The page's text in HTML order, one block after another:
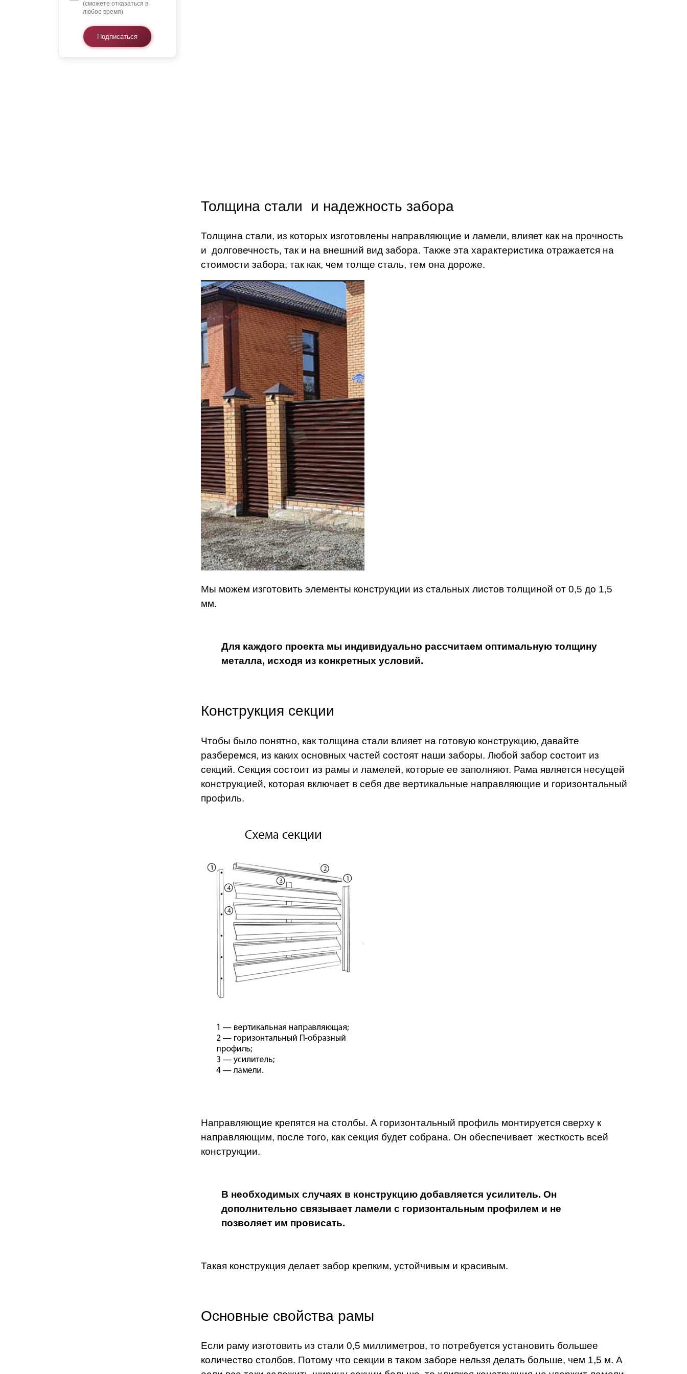
(сможете отказаться в
любое время)
Подписаться
Толщина стали и надежность забора
Толщина стали, из которых изготовлены направляющие и ламели, влияет как на прочность
и долговечность, так и на внешний вид забора. Также эта характеристика отражается на
стоимости забора, так как, чем толще сталь, тем она дороже.
Мы можем изготовить элементы конструкции из стальных листов толщиной от 0,5 до 1,5
мм.
Для каждого проекта мы индивидуально рассчитаем оптимальную толщину
металла, исходя из конкретных условий.
Конструкция секции
Чтобы было понятно, как толщина стали влияет на готовую конструкцию, давайте
разберемся, из каких основных частей состоят наши заборы. Любой забор состоит из
секций. Секция состоит из рамы и ламелей, которые ее заполняют. Рама является несущей
конструкцией, которая включает в себя две вертикальные направляющие и горизонтальный
профиль.
Направляющие крепятся на столбы. А горизонтальный профиль монтируется сверху к
направляющим, после того, как секция будет собрана. Он обеспечивает жесткость всей
конструкции.
В необходимых случаях в конструкцию добавляется усилитель. Он
дополнительно связывает ламели с горизонтальным профилем и не
позволяет им провисать.
Такая конструкция делает забор крепким, устойчивым и красивым.
Основные свойства рамы
Если раму изготовить из стали 0,5 миллиметров, то потребуется установить большее
количество столбов. Потому что секции в таком заборе нельзя делать больше, чем 1,5 м. А